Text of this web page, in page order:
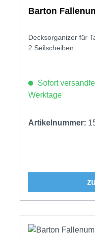
Barton
Decksorganizer für
2 Seilscheiben
Sofort
Werktage
Artikelnummer: